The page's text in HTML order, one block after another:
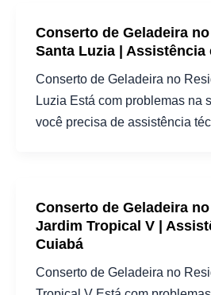
Conserto de Geladeira
Santa Luzia | Assistência
Conserto de Geladeira no
Luzia Está com problemas na
você precisa de assistência
Conserto de Geladeira
Jardim Tropical V |
Cuiabá
Conserto de Geladeira no